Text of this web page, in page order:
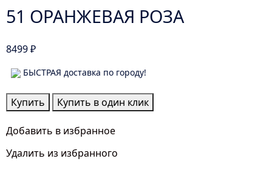
51 ОРАНЖЕВАЯ РОЗА
8499₽
БЫСТРАЯ доставка по городу!
Количество
товара
51
Роза
Купить Купить в один клик
Добавить в избранное
Удалить из избранного